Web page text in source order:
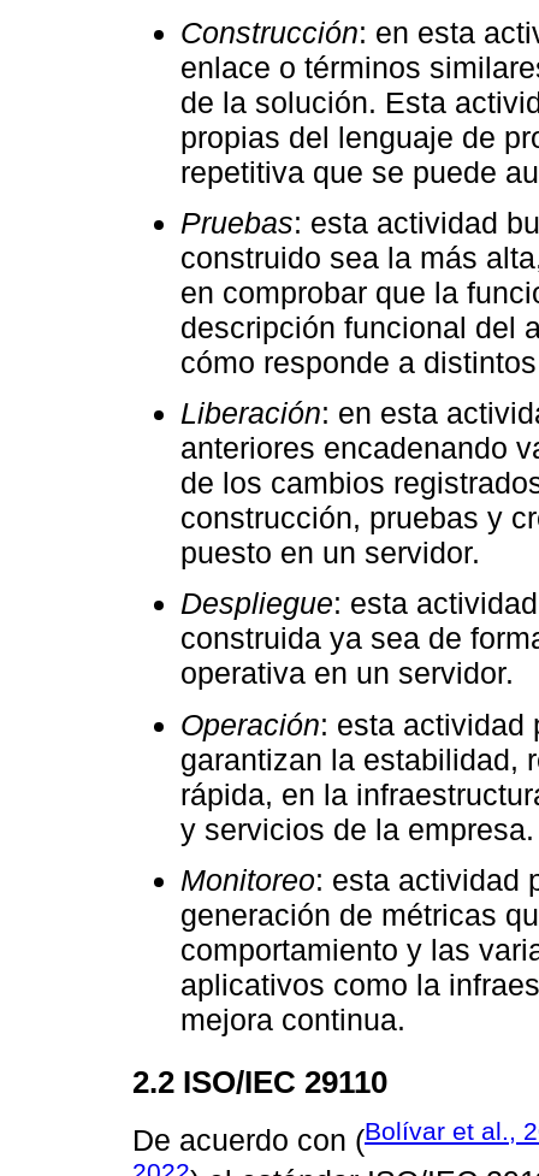
Construcción: en esta
enlace o términos
de la solución. Esta
propias del lenguaje de
repetitiva que se puede
Pruebas: esta actividad
construido sea la más
en comprobar que la
descripción funcional del
cómo responde a
Liberación: en esta
anteriores encadenando
de los cambios
construcción, pruebas y
puesto en un servidor.
Despliegue: esta
construida ya sea de
operativa en un servidor.
Operación: esta actividad
garantizan la estabilidad,
rápida, en la
y servicios de la empresa.
Monitoreo: esta actividad
generación de métricas
comportamiento y las
aplicativos como la
mejora continua.
2.2 ISO/IEC 29110
De acuerdo con (Bolívar et al.,